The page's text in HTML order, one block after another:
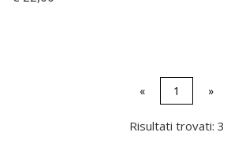
« 1 »
Risultati trovati: 3